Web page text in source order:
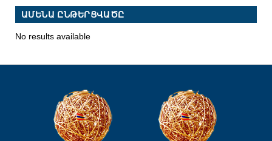
ԱՄԵՆԱ ԸՆԹԵՐՑՎԱԾԸ
No results available